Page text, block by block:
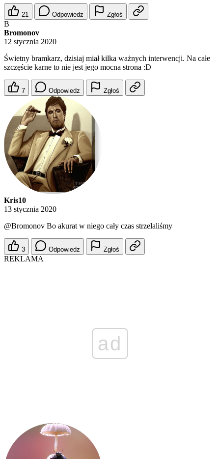
21 Odpowiedz Zgłoś
B
Bromonov
12 stycznia 2020
Świetny bramkarz, dzisiaj miał kilka ważnych interwencji. Na całe
szczęście karne to nie jest jego mocna strona :D
7 Odpowiedz Zgłoś
Kris10
13 stycznia 2020
@Bromonov Bo akurat w niego cały czas strzelaliśmy
3 Odpowiedz Zgłoś
REKLAMA
ad